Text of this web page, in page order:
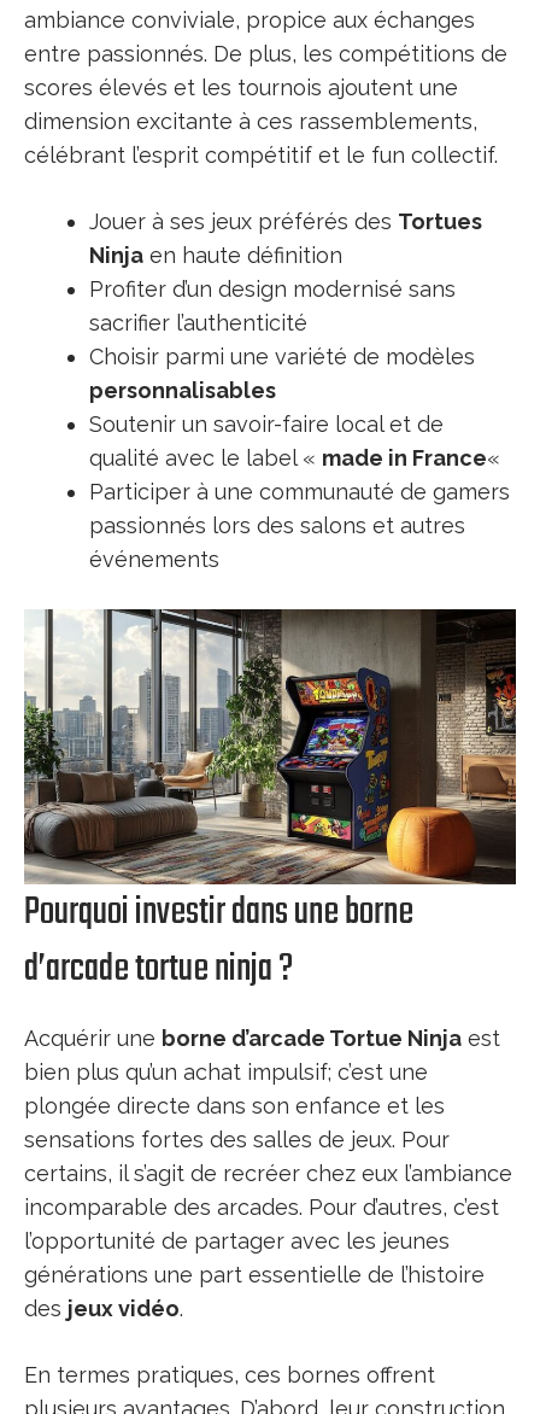
ambiance conviviale, propice aux échanges
entre passionnés. De plus, les compétitions de
scores élevés et les tournois ajoutent une
dimension excitante à ces rassemblements,
célébrant l’esprit compétitif et le fun collectif.
Jouer à ses jeux préférés des Tortues
Ninja en haute définition
Profiter d’un design modernisé sans
sacrifier l’authenticité
Choisir parmi une variété de modèles
personnalisables
Soutenir un savoir-faire local et de
qualité avec le label « made in France«
Participer à une communauté de gamers
passionnés lors des salons et autres
événements
Pourquoi investir dans une borne
d’arcade tortue ninja ?
Acquérir une borne d’arcade Tortue Ninja est
bien plus qu’un achat impulsif; c’est une
plongée directe dans son enfance et les
sensations fortes des salles de jeux. Pour
certains, il s’agit de recréer chez eux l’ambiance
incomparable des arcades. Pour d’autres, c’est
l’opportunité de partager avec les jeunes
générations une part essentielle de l’histoire
des jeux vidéo.
En termes pratiques, ces bornes offrent
plusieurs avantages. D’abord, leur construction